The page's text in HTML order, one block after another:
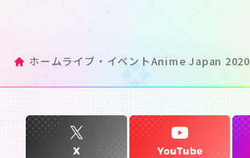
ホームライブ・イベントAnime Japan 2020